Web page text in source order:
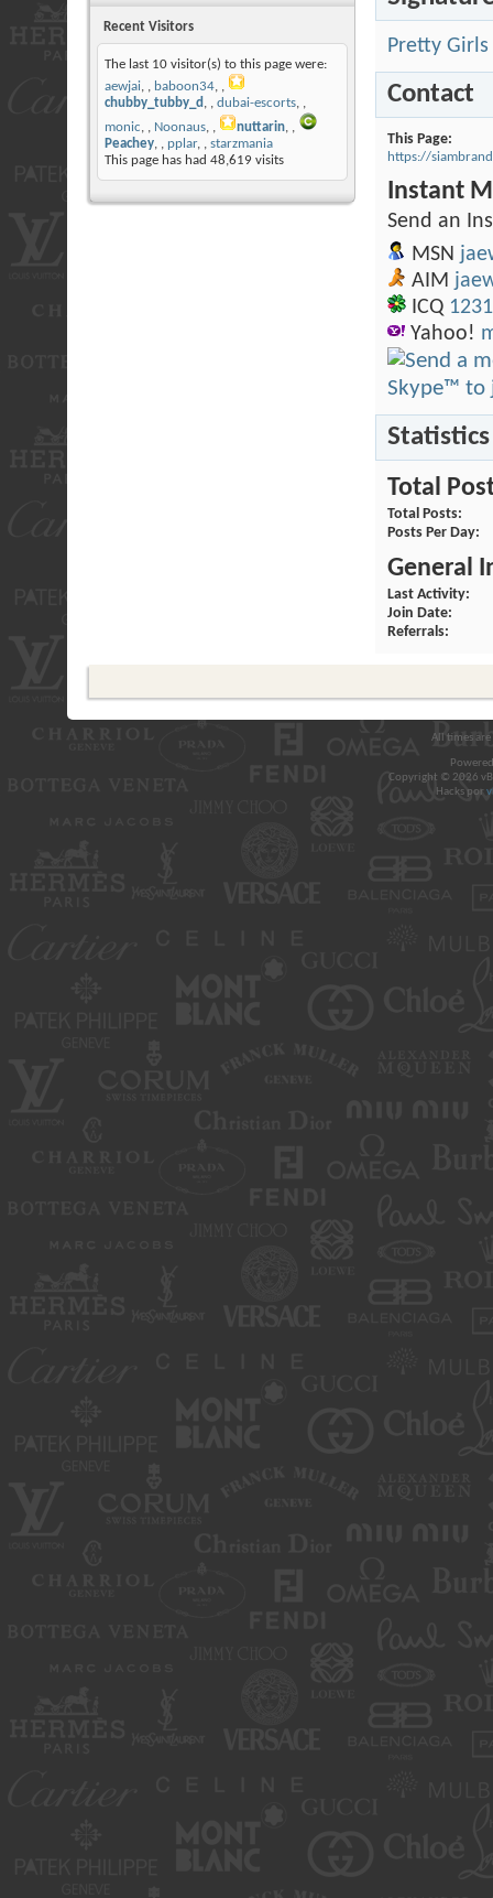
Recent Visitors
The last 10 visitor(s) to this page were:
aewjai, baboon34,
chubby_tubby_d , dubai-escorts,
monic, Noonaus, nuttarin,
Peachey, pplar,
starzmania
This page has had 48,619visits
Pretty
Contact
This Page
https://
Instant
Send an
MSN
AIM
ICQ
Yahoo!
Statistics
Total
Total Posts
Posts Per Day
General
Last Activity
Join Date
Referrals
All times
Copyright © 2026
Hacks por